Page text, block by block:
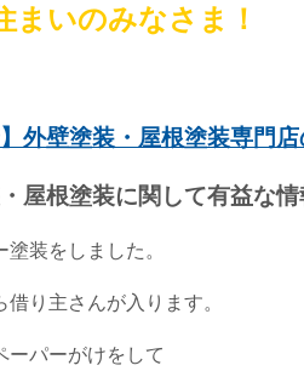
まいのみなさま！
外壁塗装・屋根塗装専門
屋根塗装に関して有益な情
装をしました。
り主さんが入ります。
ーパーがけをして